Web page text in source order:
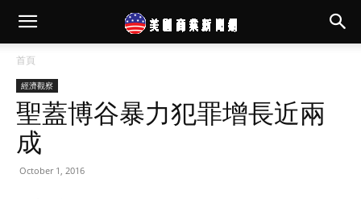
首頁
經濟觀察
聖蓋博谷暴力犯罪增長近兩
成
October 1, 2016